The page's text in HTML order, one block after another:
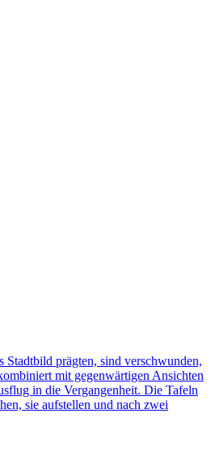
Stadtbild prägten, sind verschwunden,
mit gegenwärtigen Ansichten
in die Vergangenheit. Die Tafeln
sie aufstellen und nach zwei